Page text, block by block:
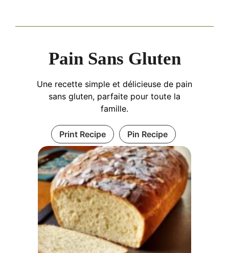
Pain Sans Gluten
Une recette simple et délicieuse de pain
sans gluten, parfaite pour toute la
famille.
Print Recipe Pin Recipe